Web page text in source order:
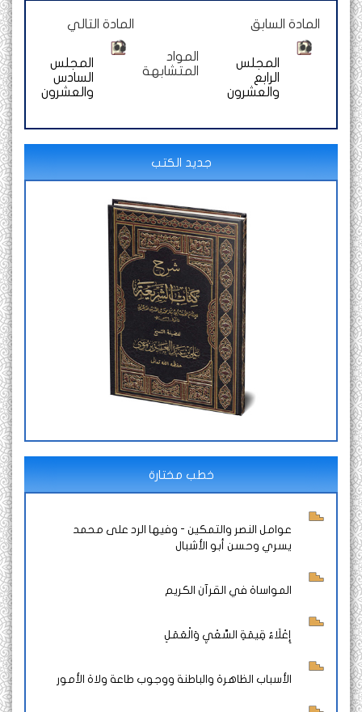
المادة السابق
المجلس
الرابع
والعشرون
المواد
المتشابهة
المادة التالي
المجلس
السادس
والعشرون
جديد الكتب
خطب مختارة
عوامل النصر والتمكين - وفيها الرد على محمد
يسري وحسن أبو الأشبال
المواساة في القرآن الكريم
إِعْلَاءُ قِيمَةِ السَّعْيِ وَالْعَمَلِ
الأسباب الظاهرة والباطنة ووجوب طاعة ولاة الأمور